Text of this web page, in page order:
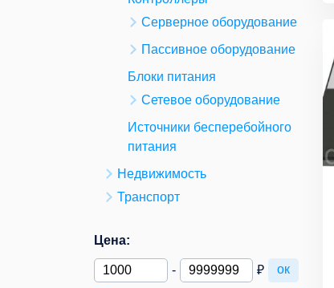
Серверное оборудование
Пассивное оборудование
Блоки питания
Сетевое оборудование
Источники бесперебойного
питания
Недвижимость
Транспорт
Цена:
- ₽ ок